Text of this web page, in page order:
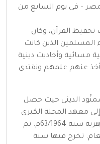
مصر – فى يوم السابع من
القرآن، وكان
المسلمين الذين كانت
وأحاديث دينية
عنهم علمهم ونقتدى
1953م بمعهد سمنّود الدينى حيث حصل
إلى معهد المحلة الكبرى
حيث حصل على شهادة الثانوية الأزهرية سنة 63/1964م. ثم
تخرج فيها سنة